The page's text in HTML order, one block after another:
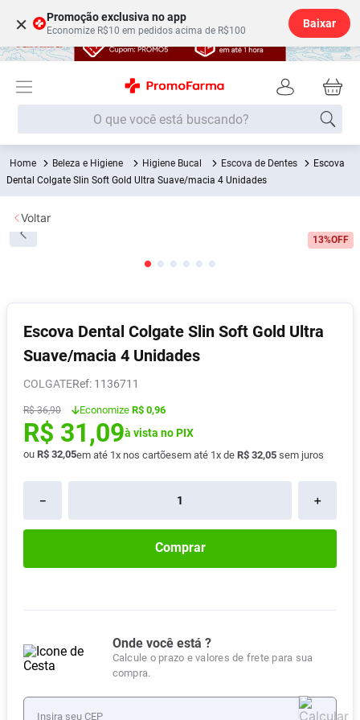
× Promoção exclusiva no app
Economize R$10 em pedidos acima de R$100
Baixar
O que você está buscando?
Beleza e Higiene Higiene Bucal Escova de Dentes
Escova
Dental Colgate Slin Soft Gold Ultra Suave/macia 4 Unidades
13%OFF
Escova Dental Colgate Slin Soft Gold Ultra
Suave/macia 4 Unidades
COLGATE : 1136711
R$ 36,90 Economize R$ 0,96
R$ 31,09à vista no PIX
ou R$ 32,05em até 1x nos cartõesem até 1x de R$ 32,05 sem juros
＋
－
Comprar
Onde você está ?
Calcule o prazo e valores de frete para sua
compra.
Voltar
Termos mais buscados
1º Fralda
2
5º Fralda G
6º Desodorante
7º Shampoo
8º Absorvente
9º Pampers Confort Sec
10 º Lavitan